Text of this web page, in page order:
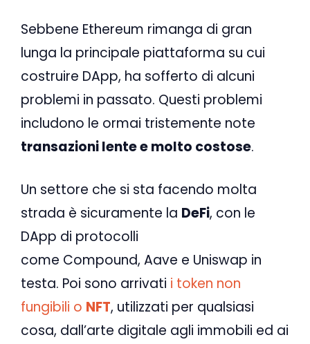
Sebbene Ethereum rimanga di gran
lunga la principale piattaforma su cui
costruire DApp, ha sofferto di alcuni
problemi in passato. Questi problemi
includono le ormai tristemente note
transazioni lente e molto costose.
Un settore che si sta facendo molta
strada è sicuramente la DeFi, con le
DApp di protocolli
come Compound, Aave e Uniswap in
testa. Poi sono arrivati ​​i token non
fungibili o NFT, utilizzati per qualsiasi
cosa, dall’arte digitale agli immobili ed ai